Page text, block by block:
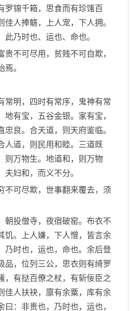
罗锦千箱，思食而有珍馐百
佳人捧觞，上人宠，下人拥。
此乃时也、运也、命也。
不可尽用，贫贱不可自欺，
焉。
明，四时有常序，鬼神有常
地有宝，五谷金银。家有宝，
良。合天道，则天府鉴临。
人道，则民用和睦。三道既
则万物生。地道和，则万物
妇和，而义不分。
可尽欺，世事翻来覆去，须
投僧寺，夜宿破窑。布衣不
饥。上人嫌，下人憎，皆言余
乃时也，运也，命也。余后登
品，位列三公，思衣则有绮罗
，有挞百僚之杖，有斩佞臣之
佳人扶袂，廪有余粟，库有余
曰：非贵也，乃时也，运也，